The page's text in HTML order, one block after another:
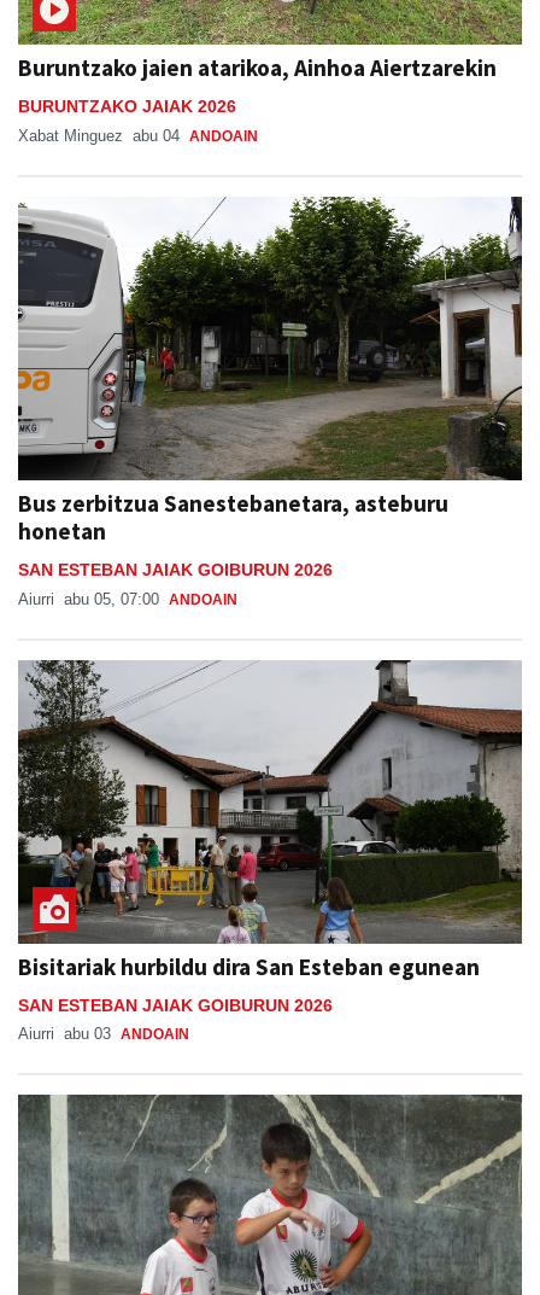
Buruntzako jaien atarikoa, Ainhoa Aiertzarekin
BURUNTZAKO JAIAK 2026
Xabat Minguez abu 04 ANDOAIN
Bus zerbitzua Sanestebanetara, asteburu
honetan
SAN ESTEBAN JAIAK GOIBURUN 2026
Aiurri abu 05, 07:00 ANDOAIN
Bisitariak hurbildu dira San Esteban egunean
SAN ESTEBAN JAIAK GOIBURUN 2026
Aiurri abu 03 ANDOAIN